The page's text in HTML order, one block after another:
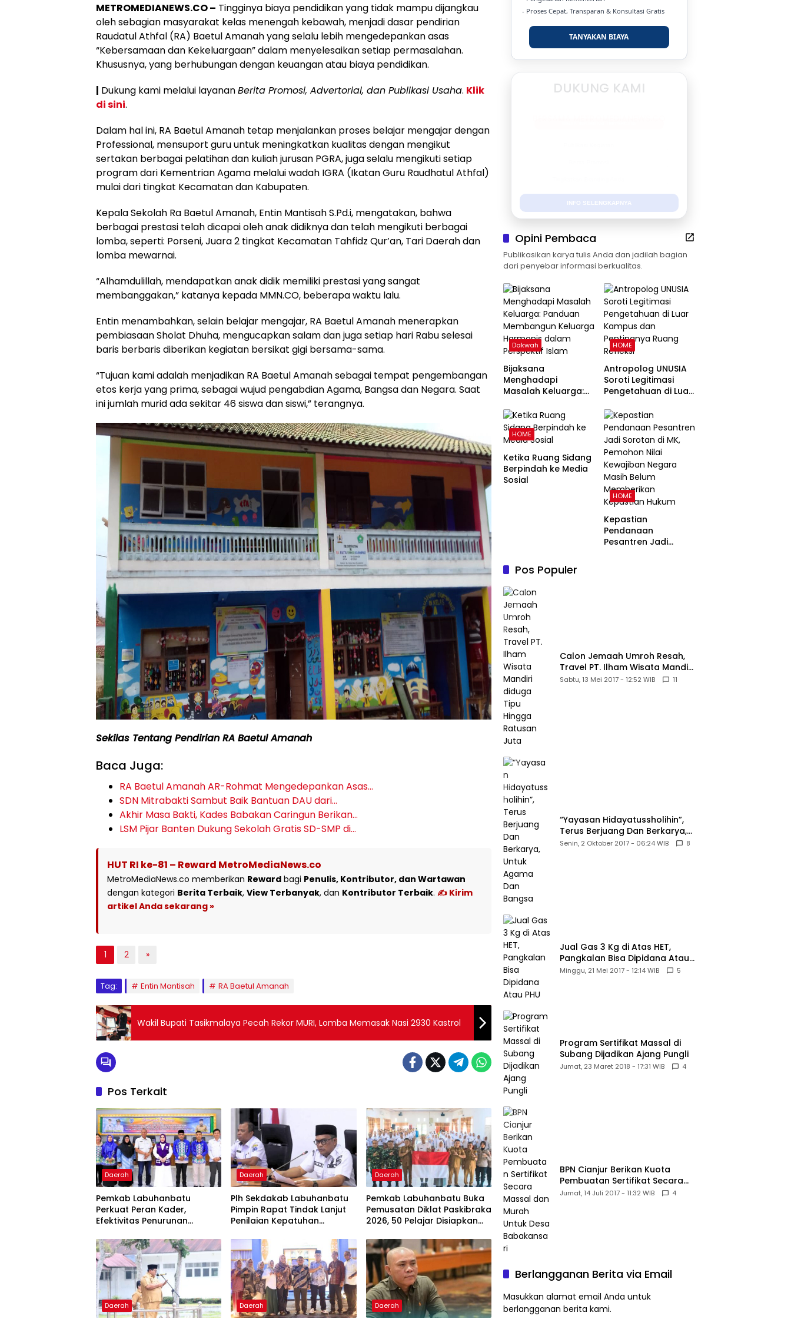
METROMEDIANEWS.CO – Tingginya biaya pendidikan yang tidak mampu dijangkau
oleh sebagian masyarakat kelas menengah kebawah, menjadi dasar pendirian
Raudatul Athfal (RA) Baetul Amanah yang selalu lebih mengedepankan asas
“Kebersamaan dan Kekeluargaan” dalam menyelesaikan setiap permasalahan.
Khususnya, yang berhubungan dengan keuangan atau biaya pendidikan.
| Dukung kami melalui layananBerita Promosi, Advertorial, dan Publikasi Usaha. Klik
di sini.
Dalam hal ini, RA Baetul Amanah tetap menjalankan proses belajar mengajar dengan
Professional, mensuport guru untuk meningkatkan kualitas dengan mengikut
sertakan berbagai pelatihan dan kuliah jurusan PGRA, juga selalu mengikuti setiap
program dari Kementrian Agama melalui wadah IGRA (Ikatan Guru Raudhatul Athfal)
mulai dari tingkat Kecamatan dan Kabupaten.
Kepala Sekolah Ra Baetul Amanah, Entin Mantisah S.Pd.i, mengatakan, bahwa
berbagai prestasi telah dicapai oleh anak didiknya dan telah mengikuti berbagai
lomba, seperti: Porseni, Juara 2 tingkat Kecamatan Tahfidz Qur’an, Tari Daerah dan
lomba mewarnai.
“Alhamdulillah, mendapatkan anak didik memiliki prestasi yang sangat
membanggakan,” katanya kepada MMN.CO, beberapa waktu lalu.
Entin menambahkan, selain belajar mengajar, RA Baetul Amanah menerapkan
pembiasaan Sholat Dhuha, mengucapkan salam dan juga setiap hari Rabu selesai
baris berbaris diberikan kegiatan bersikat gigi bersama-sama.
“Tujuan kami adalah menjadikan RA Baetul Amanah sebagai tempat pengembangan
etos kerja yang prima, sebagai wujud pengabdian Agama, Bangsa dan Negara. Saat
ini jumlah murid ada sekitar 46 siswa dan siswi,” terangnya.
Sekilas Tentang Pendirian RA Baetul Amanah
Baca Juga:
RA Baetul Amanah AR-Rohmat Mengedepankan Asas…
SDN Mitrabakti Sambut Baik Bantuan DAU dari…
Akhir Masa Bakti, Kades Babakan Caringun Berikan…
LSM Pijar Banten Dukung Sekolah Gratis SD-SMP di…
HUT RI ke-81 – Reward MetroMediaNews.co
MetroMediaNews.co memberikan Reward bagi Penulis, Kontributor, dan Wartawan
dengan kategori Berita Terbaik, View Terbanyak, dan Kontributor Terbaik. ✍️ Kirim
artikel Anda sekarang »
1 2 »
Tag: Entin Mantisah RA Baetul Amanah
Wakil Bupati Tasikmalaya Pecah Rekor MURI, Lomba Memasak Nasi 2930 Kastrol
Pos Terkait
Daerah
Pemkab Labuhanbatu
Perkuat Peran Kader,
Efektivitas Penurunan
Tantangan Bersama
Daerah
Plh Sekdakab Labuhanbatu
Pimpin Rapat Tindak Lanjut
Penilaian Kepatuhan
Ombudsman RI 2026
Daerah
Pemkab Labuhanbatu Buka
Pemusatan Diklat Paskibraka
2026, 50 Pelajar Disiapkan
Daerah Daerah Daerah
- Proses Cepat, Transparan & Konsultasi Gratis
TANYAKAN BIAYA
DUKUNG KAMI
INFO SELENGKAPNYA
Opini Pembaca
Publikasikan karya tulis Anda dan jadilah bagian
dari penyebar informasi berkualitas.
Dakwah
Bijaksana
Menghadapi
Masalah Keluarga:
Membangun
Keluarga Harmonis
dalam Perspektif
HOME
Antropolog UNUSIA
Soroti Legitimasi
Pengetahuan di Luar
Pentingnya Ruang
Refleksi
HOME
Ketika Ruang Sidang
Berpindah ke Media
Sosial
HOME
Kepastian
Pendanaan
Pesantren Jadi
Pos Populer
Calon Jemaah Umroh Resah,
Travel PT. Ilham Wisata Mandiri
diduga Tipu Hingga Ratusan
Sabtu, 13 Mei 2017 - 12:52 WIB 11
“Yayasan Hidayatussholihin”,
Terus Berjuang Dan Berkarya,
Untuk Agama Dan Bangsa
Senin, 2 Oktober 2017 - 06:24 WIB 8
Jual Gas 3 Kg di Atas HET,
Pangkalan Bisa Dipidana Atau
PHU
Minggu, 21 Mei 2017 - 12:14 WIB 5
Program Sertifikat Massal di
Subang Dijadikan Ajang Pungli
Jumat, 23 Maret 2018 - 17:31 WIB 4
BPN Cianjur Berikan Kuota
Pembuatan Sertifikat Secara
Massal dan Murah Untuk Desa
Jumat, 14 Juli 2017 - 11:32 WIB 4
Berlangganan Berita via Email
Masukkan alamat email Anda untuk
berlangganan berita kami.